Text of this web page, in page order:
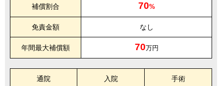
補償割合 70%
免責金額 なし
年間最大補償額 70万円
通院 入院 手術